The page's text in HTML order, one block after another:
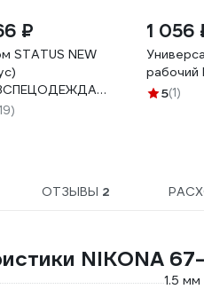
₽
STATUS NEW
черный, р.
1 056
рабочий
5(1)
ОТЗЫВЫ 2
NIKONA
1.5 мм